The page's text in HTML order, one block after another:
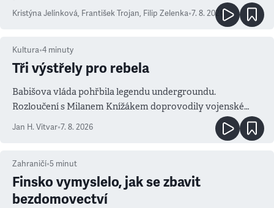
Kristýna Jelínková, František Trojan, Filip Zelenka•7. 8. 2026
Kultura•4 minuty
Tři výstřely pro rebela
Babišova vláda pohřbila legendu undergroundu.
Rozloučení s Milanem Knížákem doprovodily vojenské
salvy i kritika pokrokářů
Jan H. Vitvar•7. 8. 2026
Zahraničí•5 minut
Finsko vymyslelo, jak se zbavit
bezdomovectví